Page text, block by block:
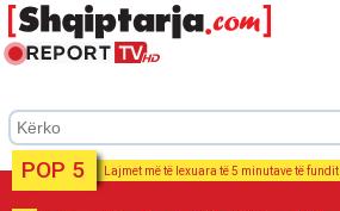
POP 5 Lajmet më të lexuara të 5 minutave të fundit